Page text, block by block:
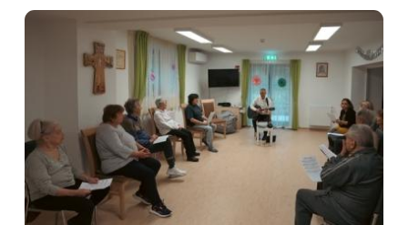
Image